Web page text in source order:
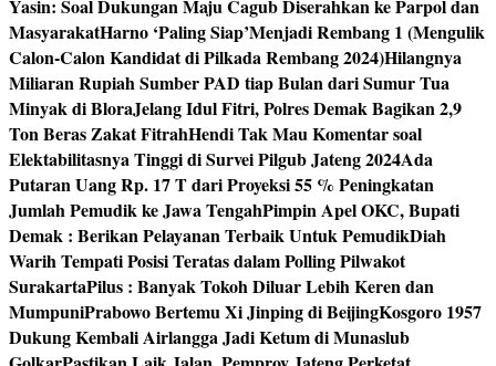
Yasin: Soal Dukungan Maju Cagub Diserahkan ke Parpol dan
MasyarakatHarno ‘Paling Siap’Menjadi Rembang 1 (Mengulik
Calon-Calon Kandidat di Pilkada Rembang 2024)Hilangnya
Miliaran Rupiah Sumber PAD tiap Bulan dari Sumur Tua
Minyak di BloraJelang Idul Fitri, Polres Demak Bagikan 2,9
Ton Beras Zakat FitrahHendi Tak Mau Komentar soal
Elektabilitasnya Tinggi di Survei Pilgub Jateng 2024Ada
Putaran Uang Rp. 17 T dari Proyeksi 55 % Peningkatan
Jumlah Pemudik ke Jawa TengahPimpin Apel OKC, Bupati
Demak : Berikan Pelayanan Terbaik Untuk PemudikDiah
Warih Tempati Posisi Teratas dalam Polling Pilwakot
SurakartaPilus : Banyak Tokoh Diluar Lebih Keren dan
MumpuniPrabowo Bertemu Xi Jinping di BeijingKosgoro 1957
Dukung Kembali Airlangga Jadi Ketum di Munaslub